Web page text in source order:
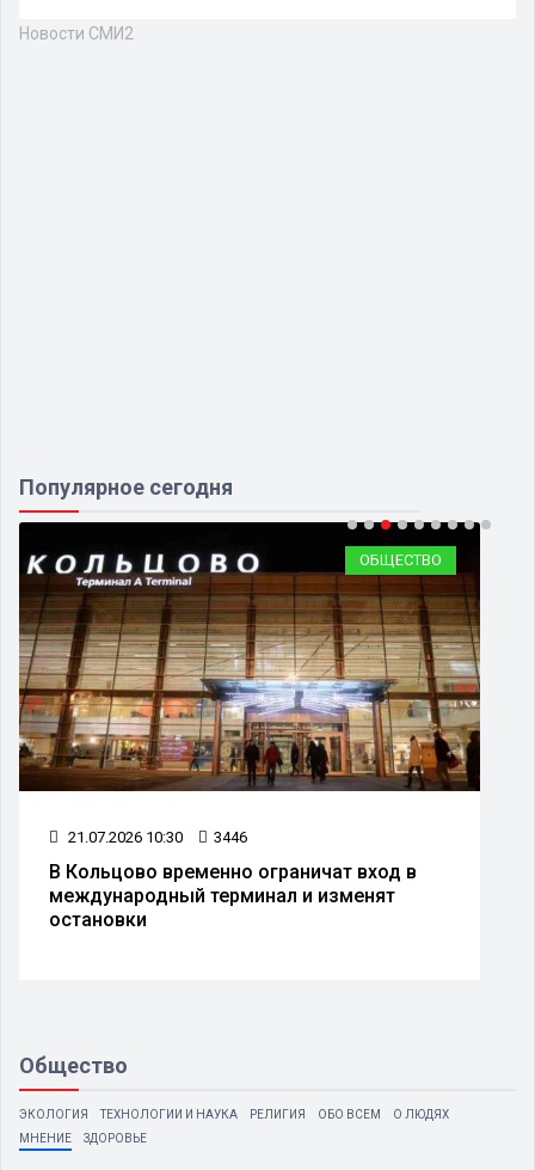
Новости СМИ2
Популярное сегодня
ОБЩЕСТВО
21.07.2026 10:30 3446
В Кольцово временно ограничат вход в
международный терминал и изменят
остановки
Общество
ЭКОЛОГИЯ ТЕХНОЛОГИИ И НАУКА РЕЛИГИЯ ОБО ВСЕМ
О ЛЮДЯХ
МНЕНИЕ
ЗДОРОВЬЕ